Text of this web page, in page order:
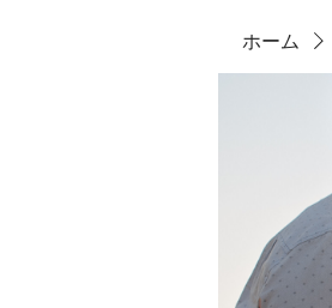
ホーム